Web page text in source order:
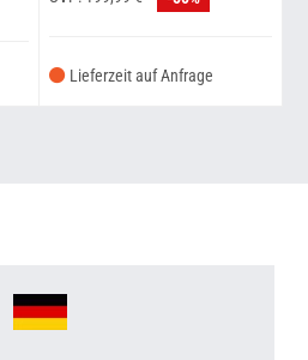
Lieferzeit auf Anfrage